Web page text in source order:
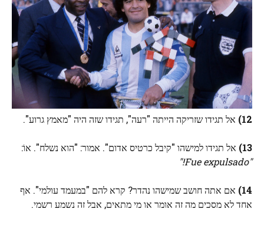
12) אל תגידו שזריקה הייתה "רעה", תגידו שזה היה "מאמץ גרוע".
13) אל תגידו למישהו "קיבל כרטיס אדום". אמור: "הוא נשלח". אוֹ:
"Fue expulsado!"
14) אם אתה חושב שמישהו נהדר? קרא להם "במעמד עולמי". אף
אחד לא מסכים מה זה אומר או מי מתאים, אבל זה נשמע רשמי.